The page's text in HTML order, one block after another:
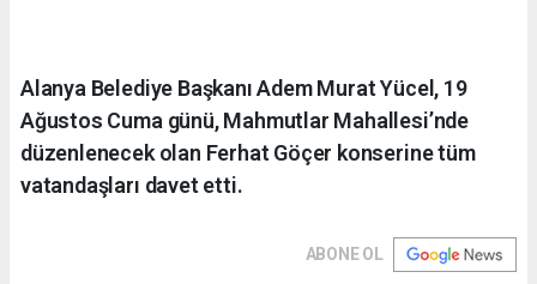
Alanya Belediye Başkanı Adem Murat Yücel, 19
Ağustos Cuma günü, Mahmutlar Mahallesi’nde
düzenlenecek olan Ferhat Göçer konserine tüm
vatandaşları davet etti.
ABONE OL